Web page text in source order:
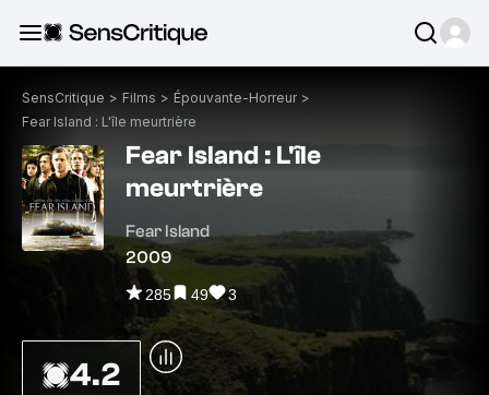
SensCritique > Films > Épouvante-Horreur >
Fear Island : L'île meurtrière
Fear Island : L'île
meurtrière
Fear Island
2009
285 49 3
4.2